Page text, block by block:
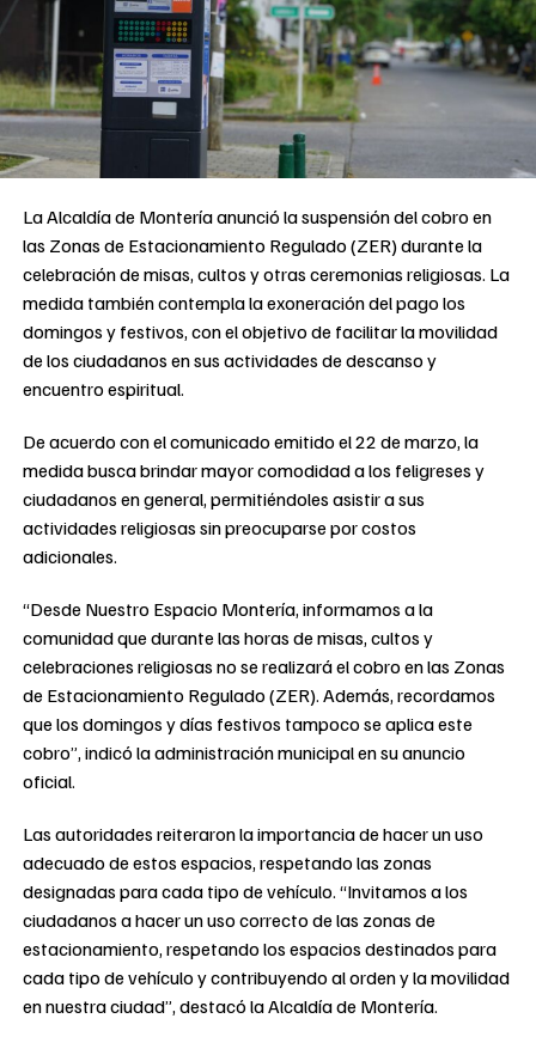
La Alcaldía de Montería anunció la suspensión del cobro en
las Zonas de Estacionamiento Regulado (ZER) durante la
celebración de misas, cultos y otras ceremonias religiosas. La
medida también contempla la exoneración del pago los
domingos y festivos, con el objetivo de facilitar la movilidad
de los ciudadanos en sus actividades de descanso y
encuentro espiritual.
De acuerdo con el comunicado emitido el 22 de marzo, la
medida busca brindar mayor comodidad a los feligreses y
ciudadanos en general, permitiéndoles asistir a sus
actividades religiosas sin preocuparse por costos
adicionales.
“Desde Nuestro Espacio Montería, informamos a la
comunidad que durante las horas de misas, cultos y
celebraciones religiosas no se realizará el cobro en las Zonas
de Estacionamiento Regulado (ZER). Además, recordamos
que los domingos y días festivos tampoco se aplica este
cobro”, indicó la administración municipal en su anuncio
oficial.
Las autoridades reiteraron la importancia de hacer un uso
adecuado de estos espacios, respetando las zonas
designadas para cada tipo de vehículo. “Invitamos a los
ciudadanos a hacer un uso correcto de las zonas de
estacionamiento, respetando los espacios destinados para
cada tipo de vehículo y contribuyendo al orden y la movilidad
en nuestra ciudad”, destacó la Alcaldía de Montería.